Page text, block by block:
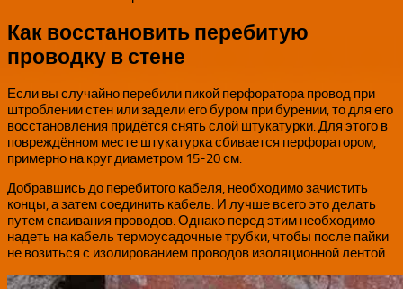
Как восстановить перебитую
проводку в стене
Если вы случайно перебили пикой перфоратора провод при
штроблении стен или задели его буром при бурении, то для его
восстановления придётся снять слой штукатурки. Для этого в
повреждённом месте штукатурка сбивается перфоратором,
примерно на круг диаметром 15-20 см.
Добравшись до перебитого кабеля, необходимо зачистить
концы, а затем соединить кабель. И лучше всего это делать
путем спаивания проводов. Однако перед этим необходимо
надеть на кабель термоусадочные трубки, чтобы после пайки
не возиться с изолированием проводов изоляционной лентой.